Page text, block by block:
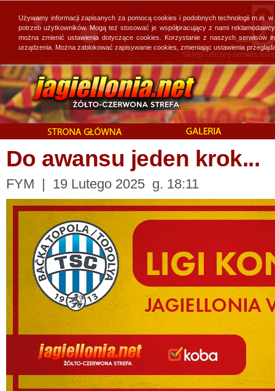
Do awansu jeden krok...
FYM | 19 Lutego 2025 g. 18:11
Używamy informacji zapisanych za pomocą cookies i podobnych technologii
potrzeb użytkowników. Mogą też stosować je współpracujący z nami
można zmienić ustawienia dotyczące cookies. Korzystanie z naszych
urządzenia. Można zablokować zapisywanie cookies, zmieniając ustawienia